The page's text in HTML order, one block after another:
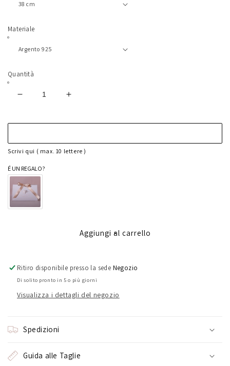
Materiale
Quantità
Diminuisci
Lettering
in
Aumenta
Lettering
in
Scrivi qui ( max. 10 lettere )
É UN REGALO?
Aggiungi al carrello
Ritiro disponibile presso la sede Negozio
Di solito pronto in 5 o più giorni
Visualizza i dettagli del negozio
Spedizioni
Guida alle Taglie